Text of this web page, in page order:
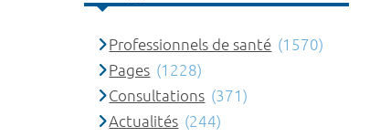
Professionnels de santé (1570)
Pages (1228)
Consultations (371)
Actualités (244)